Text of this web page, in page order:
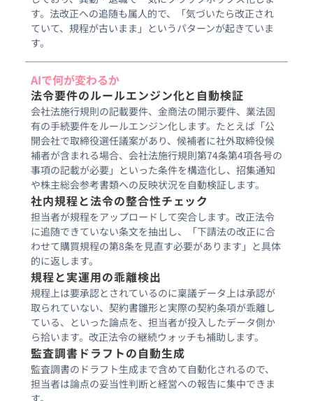
す。法改正への追随も属人的で、「気づいたら改正され
ていて、規程が古いまま」というパターンが起きていま
す。
AIで何が変わるか
法令要件のルールエンジン化と自動検証
会社法施行規則の記載要件、金商法の開示要件、業法固
有の手続要件をルールエンジン化します。たとえば「公
開会社で取締役選任議案があり、候補者に社外取締役候
補者が含まれる場合、会社法施行規則第74条第4項各号の
事項の記載が必要」といった条件を構造化し、招集通知
や株主総会参考書類への反映状況を自動検証します。
社内規程と法令の整合性チェック
担当者が規程をアップロードして突合します。改正法令
に追随できていない条文を抽出し、「下請法の改正に合
わせて購買規程の第8条を見直す必要があります」と具体
的に返します。
規程と実運用の乖離検出
規程上は要承認とされているのに稟議データ上は承認が
取られていない、契約書雛形と実際の契約条項が乖離し
ている、といった論点を、担当者が投入したデータ側か
ら拾います。改正法令の継続ウォッチも補助します。
監査調書ドラフトの自動生成
監査調書のドラフト生成まで含めて自動化されるので、
担当者は論点の妥当性判断と経営への報告に集中できま
す。